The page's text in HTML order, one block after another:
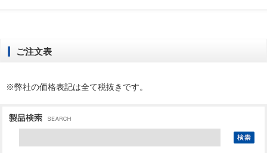
ご注文表
※弊社の価格表記は全て税抜きです。